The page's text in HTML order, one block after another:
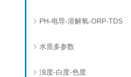
PH-电导-溶解氧-ORP-TDS
水质多参数
浊度-白度-色度